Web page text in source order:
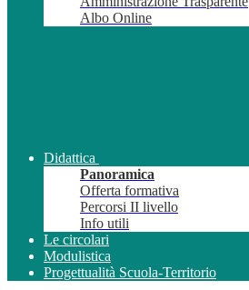
Albo Online
Didattica
Panoramica
Offerta formativa
Percorsi II livello
Info utili
Le circolari
Modulistica
Progettualità Scuola-Territorio